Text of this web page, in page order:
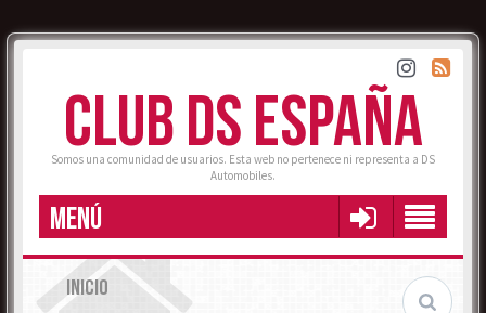
CLUB DS ESPAÑA
Somos una comunidad de usuarios. Esta web no pertenece ni representa a DS
Automobiles.
MENÚ
INICIO